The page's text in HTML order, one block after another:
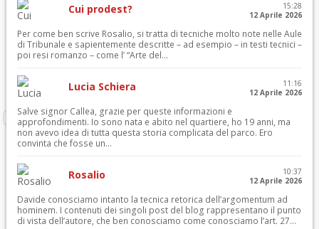
Cui prodest?
15:28
12 Aprile 2026
Per come ben scrive Rosalio, si tratta di tecniche molto note nelle Aule
di Tribunale e sapientemente descritte – ad esempio – in testi tecnici –
poi resi romanzo – come l’ “Arte del...
Lucia Schiera
11:16
12 Aprile 2026
Salve signor Callea, grazie per queste informazioni e
approfondimenti. Io sono nata e abito nel quartiere, ho 19 anni, ma
non avevo idea di tutta questa storia complicata del parco. Ero
convinta che fosse un...
Rosalio
10:37
12 Aprile 2026
Davide conosciamo intanto la tecnica retorica dell’argomentum ad
hominem. I contenuti dei singoli post del blog rappresentano il punto
di vista dell’autore, che ben conosciamo come conosciamo l’art. 27...